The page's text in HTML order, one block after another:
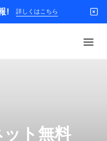
! 詳しくはこちら
ト無料